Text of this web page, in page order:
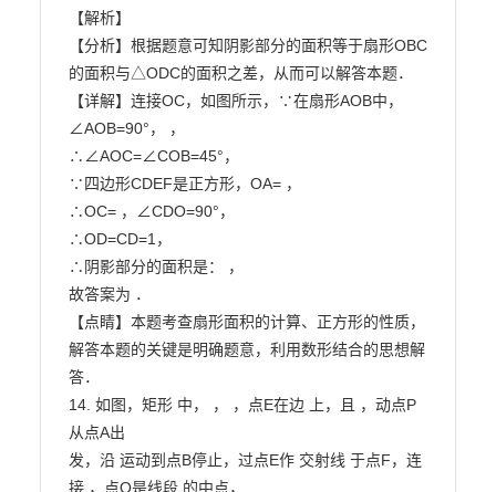
【解析】
【分析】根据题意可知阴影部分的面积等于扇形OBC
的面积与△ODC的面积之差，从而可以解答本题．
【详解】连接OC，如图所示，∵在扇形AOB中，
∠AOB=90°， ，
∴∠AOC=∠COB=45°，
∵四边形CDEF是正方形，OA= ，
∴OC= ，∠CDO=90°，
∴OD=CD=1，
∴阴影部分的面积是： ，
故答案为 ．
【点睛】本题考查扇形面积的计算、正方形的性质，
解答本题的关键是明确题意，利用数形结合的思想解
答．
14. 如图，矩形 中， ， ，点E在边 上，且 ，动点P
从点A出
发，沿 运动到点B停止，过点E作 交射线 于点F，连
接 ，点Q是线段 的中点，